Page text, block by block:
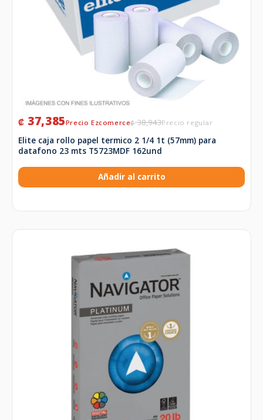
₡38,943
₡ 37,385
Elite caja rollo papel termico 2 1/4 1t (57mm) para
datafono 23 mts T5723MDF 162und
Añadir al carrito